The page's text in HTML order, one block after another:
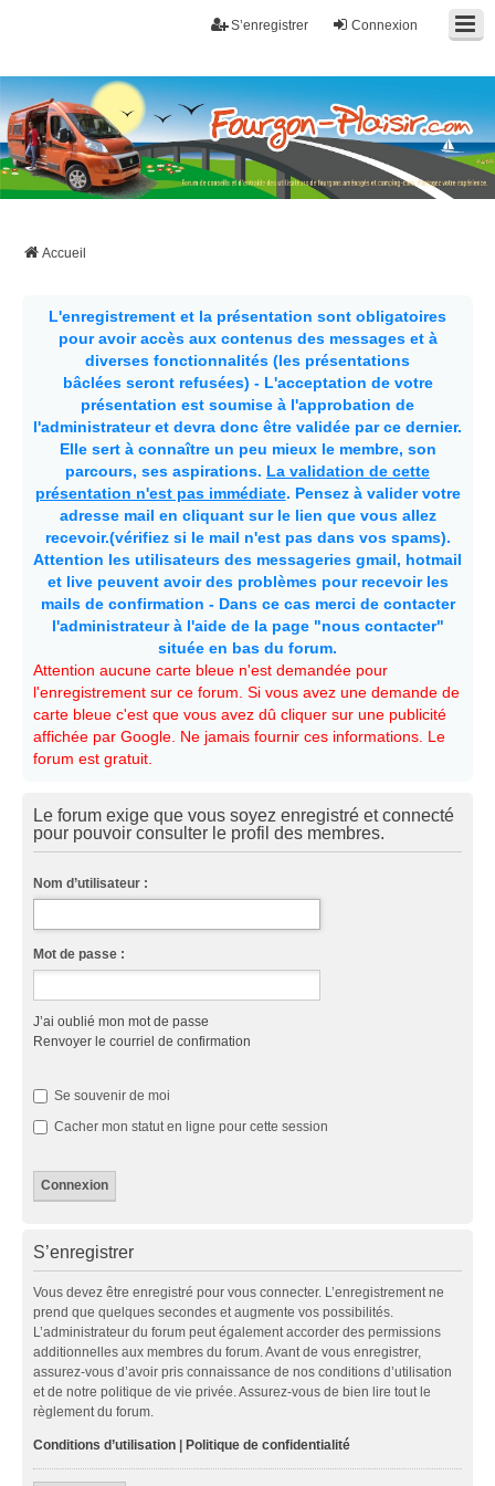
Connexion
S’enregistrer
Fourgon-plaisir.com
Forum de conseils et d'entraide des utilisateurs de fourgons, fourgons
aménagés, vans et de camping-car. Partagez votre expérience.
Accueil
L'enregistrement et la présentation sont obligatoires
pour avoir accès aux contenus des messages et à
diverses fonctionnalités (les présentations
bâclées seront refusées) - L'acceptation de votre
présentation est soumise à l'approbation de
l'administrateur et devra donc être validée par ce dernier.
Elle sert à connaître un peu mieux le membre, son
parcours, ses aspirations. La validation de cette
présentation n'est pas immédiate. Pensez à valider votre
adresse mail en cliquant sur le lien que vous allez
recevoir.(vérifiez si le mail n'est pas dans vos spams).
Attention les utilisateurs des messageries gmail, hotmail
et live peuvent avoir des problèmes pour recevoir les
mails de confirmation - Dans ce cas merci de contacter
l'administrateur à l'aide de la page "nous contacter"
située en bas du forum.
Attention aucune carte bleue n'est demandée pour
l'enregistrement sur ce forum. Si vous avez une demande de
carte bleue c'est que vous avez dû cliquer sur une publicité
affichée par Google. Ne jamais fournir ces informations. Le
forum est gratuit.
Le forum exige que vous soyez enregistré et connecté
pour pouvoir consulter le profil des membres.
Nom d’utilisateur :
Mot de passe :
J’ai oublié mon mot de passe
Renvoyer le courriel de confirmation
Se souvenir de moi
Cacher mon statut en ligne pour cette session
S’enregistrer
Vous devez être enregistré pour vous connecter. L’enregistrement ne
prend que quelques secondes et augmente vos possibilités.
L’administrateur du forum peut également accorder des permissions
additionnelles aux membres du forum. Avant de vous enregistrer,
assurez-vous d’avoir pris connaissance de nos conditions d’utilisation
et de notre politique de vie privée. Assurez-vous de bien lire tout le
règlement du forum.
Conditions d’utilisation Politique de confidentialité